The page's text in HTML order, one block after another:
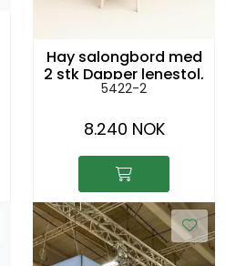
Hay salongbord med
2 stk Dapper lenestol,
mørk grå/sort
5422-2
8.240 NOK